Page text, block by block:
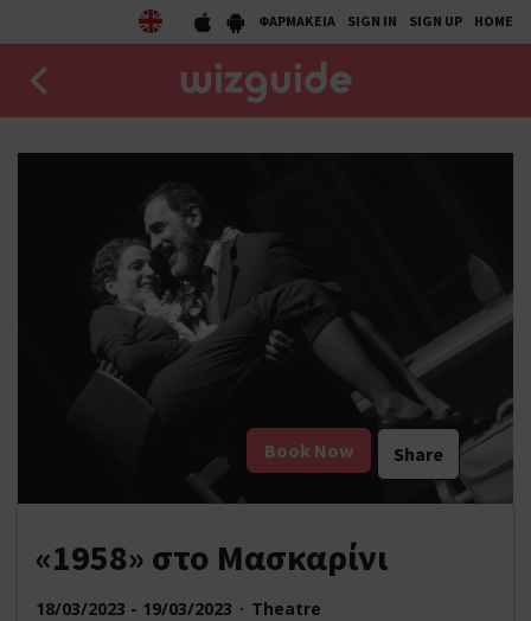
ΦΑΡΜΑΚΕΙΑ SIGN IN SIGN UP HOME
COLLECTIONS
Book Now Share
«1958» στο Μασκαρίνι
18/03/2023 - 19/03/2023 Theatre